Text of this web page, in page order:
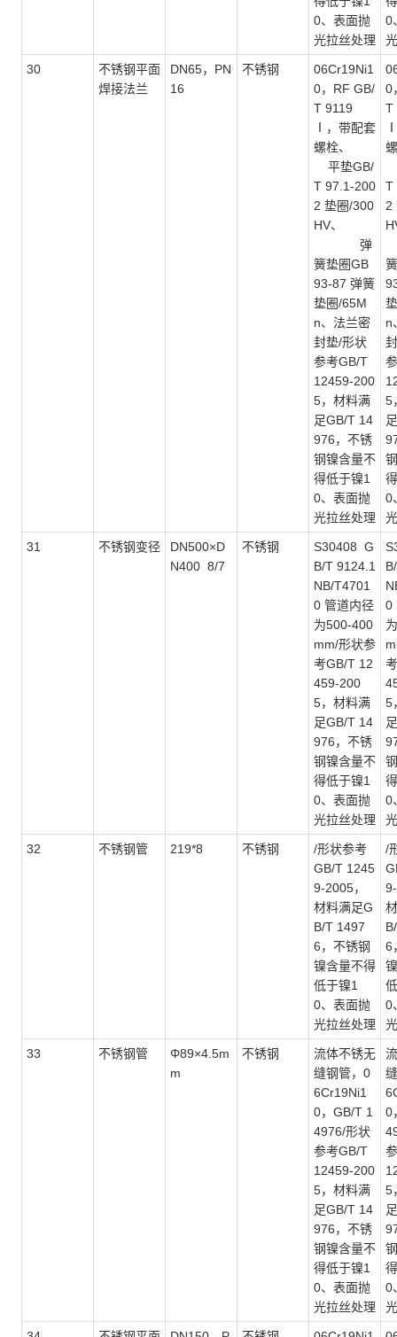
0、表面抛
光拉丝处理
0
30
不锈钢平面
焊接法兰
DN65，PN
16
不锈钢
06Cr19Ni1
0，RF GB/
T 9119
Ⅰ，带配套
螺栓、
平垫GB/
T 97.1-200
2 垫圈/300
HV、
弹
簧垫圈GB
93-87 弹簧
垫圈/65M
n、法兰密
封垫/形状
参考GB/T
12459-200
5，材料满
足GB/T 14
976，不锈
钢镍含量不
得低于镍1
0、表面抛
光拉丝处理
0
T
T
2
n
5
0
31 不锈钢变径
DN500×D
N400 8/7
不锈钢
S30408 G
B/T 9124.1
NB/T4701
0 管道内径
为500-400
mm/形状参
考GB/T 12
459-200
5，材料满
足GB/T 14
976，不锈
钢镍含量不
得低于镍1
0、表面抛
光拉丝处理
0
5
0
32 不锈钢管 219*8 不锈钢
/形状参考
GB/T 1245
9-2005，
材料满足G
B/T 1497
6，不锈钢
镍含量不得
低于镍1
0、表面抛
光拉丝处理
/
6
0
33 不锈钢管
Φ89×4.5m
m
不锈钢
流体不锈无
缝钢管， 0
6Cr19Ni1
0，GB/T 1
4976/形状
参考GB/T
12459-200
5，材料满
足GB/T 14
976，不锈
钢镍含量不
得低于镍1
0、表面抛
光拉丝处理
0
5
0